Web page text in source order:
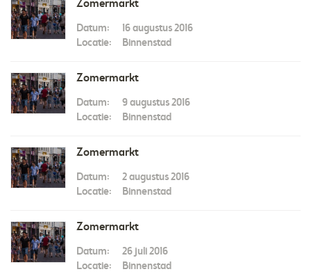
Zomermarkt
Datum:
16 augustus 2016
Locatie:
Binnenstad
Zomermarkt
Datum:
9 augustus 2016
Locatie:
Binnenstad
Zomermarkt
Datum:
2 augustus 2016
Locatie:
Binnenstad
Zomermarkt
Datum:
26 juli 2016
Locatie:
Binnenstad